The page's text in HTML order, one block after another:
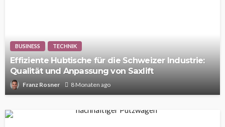
BUSINESS TECHNIK
Effiziente Hubtische für die Schweizer Industrie:
Qualität und Anpassung von Saxlift
Franz Rosner 8 Monaten ago